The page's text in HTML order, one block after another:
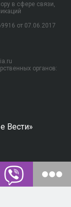
в сфере связи,
от 07.06.2017
органов:
Вести»